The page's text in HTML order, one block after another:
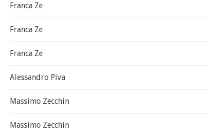
Franca Ze
Franca Ze
Franca Ze
Alessandro Piva
Massimo Zecchin
Massimo Zecchin